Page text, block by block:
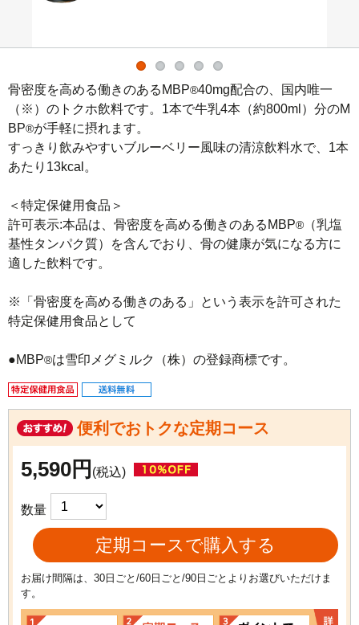
骨密度を高める働きのあるMBP®40mg配合の、国内唯一
（※）のトクホ飲料です。1本で牛乳4本（約800ml）分のM
BP®が手軽に摂れます。
すっきり飲みやすいブルーベリー風味の清涼飲料水で、1本
あたり13kcal。
＜特定保健用食品＞
許可表示:本品は、骨密度を高める働きのあるMBP® （乳塩
基性タンパク質）を含んでおり、骨の健康が気になる方に
適した飲料です。
※「骨密度を高める働きのある」という表示を許可された
特定保健用食品として
●MBP®は雪印メグミルク（株）の登録商標です。
便利でおトクな定期コース
5,590円 (税込)
数量
定期コースで購入する
お届け間隔は、30日ごと/60日ごと/90日ごとよりお選びいただけま
す。